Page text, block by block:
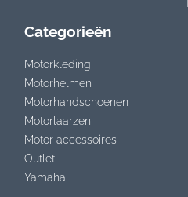
Categorieën
Motorkleding
Motorhelmen
Motorhandschoenen
Motorlaarzen
Motor accessoires
Outlet
Yamaha